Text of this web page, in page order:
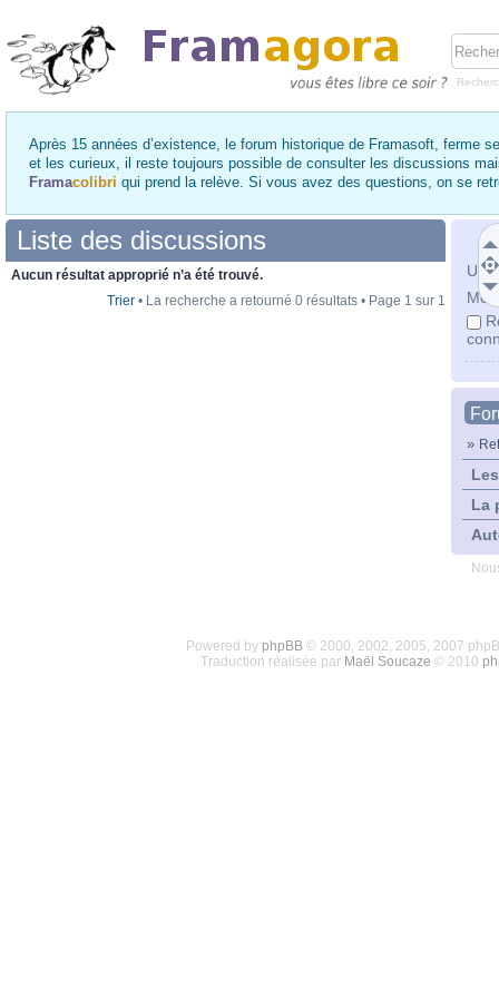
Après 15 années d’existence, le forum historique de Framasoft, ferme
et les curieux, il reste toujours possible de consulter les discussions
Framacolibri qui prend la relève. Si vous avez des questions, on se
Mot
»
La
Liste des discussions
Aucun résultat approprié n’a été trouvé.
Trier • La recherche a retourné 0 résultats • Page 1 sur 1
Powered by phpBB© 2000, 2002, 2005, 2007
Traduction réalisée par Maël Soucaze © 2010